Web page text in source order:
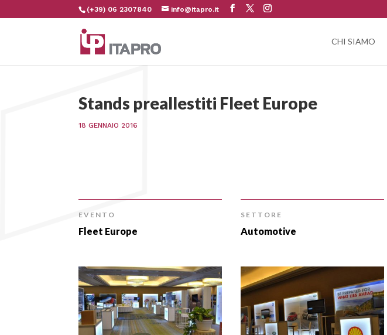
(+39) 06 2307840 info@itapro.it
CHI SIAMO
Stands preallestiti Fleet Europe
18 GENNAIO 2016
EVENTO
Fleet Europe
SETTORE
Automotive